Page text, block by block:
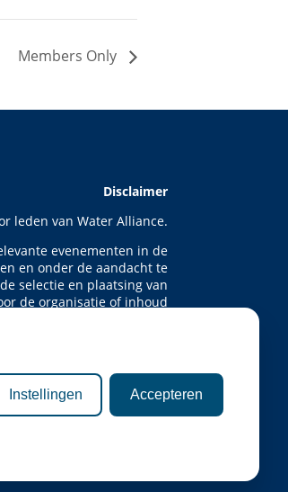
Members Only
Disclaimer
leden van Water Alliance.
evenementen in de
en onder de aandacht te
selectie en plaatsing van
de organisatie of inhoud
aanvaardt geen enkele
die voortvloeit uit het
van deze informatie.
Instellingen Accepteren